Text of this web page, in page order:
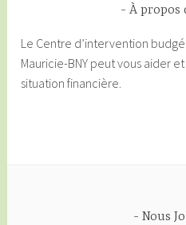
À propos
Le Centre d’intervention
Mauricie-BNY peut vous aider
situation financière.
Nous